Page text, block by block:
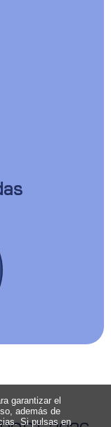
garantizar el
además de
Si pulsas en